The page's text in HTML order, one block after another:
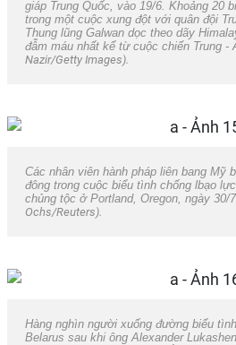
giáp Trung Quốc, vào 19/6. Khoảng 20
trong một cuộc xung đột với quân đội
Thung lũng Galwan dọc theo dãy
đẫm máu nhất kể từ cuộc chiến Trung -
Nazir/Getty Images).
Các nhân viên hành pháp liên bang Mỹ
đông trong cuộc biểu tình chống lbạo
chủng tộc ở Portland, Oregon, ngày 30/
Ochs/Reuters).
Hàng nghìn người xuống đường biểu
Belarus sau khi ông Alexander